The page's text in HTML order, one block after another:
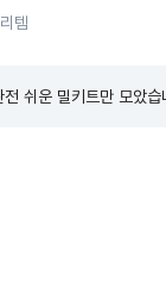
템
쉬운 밀키트만 모았습